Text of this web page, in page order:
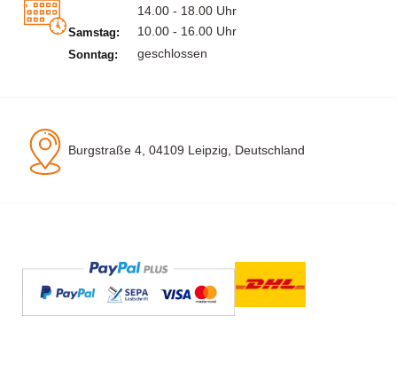
14.00 - 18.00 Uhr
Samstag: 10.00 - 16.00 Uhr
Sonntag: geschlossen
Burgstraße 4, 04109 Leipzig, Deutschland